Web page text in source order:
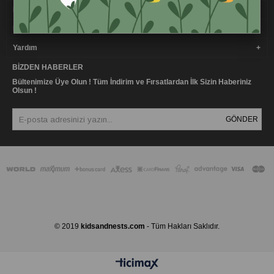
Kurumsal
Müşteri İlişkileri
Yardım
BIZDEN HABERLER
Bültenimize Üye Olun ! Tüm İndirim ve Fırsatlardan İlk Sizin Haberiniz
Olsun !
GÖNDER
© 2019 kidsandnests.com - Tüm Hakları Saklıdır.